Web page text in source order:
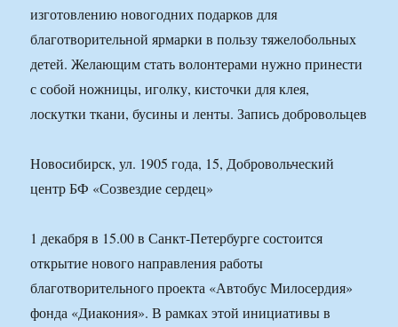
изготовлению новогодних подарков для
благотворительной ярмарки в пользу тяжелобольных
детей. Желающим стать волонтерами нужно принести
с собой ножницы, иголку, кисточки для клея,
лоскутки ткани, бусины и ленты. Запись добровольцев
Новосибирск, ул. 1905 года, 15, Добровольческий
центр БФ «Созвездие сердец»
1 декабря в 15.00 в Санкт-Петербурге состоится
открытие нового направления работы
благотворительного проекта «Автобус Милосердия»
фонда «Диакония». В рамках этой инициативы в